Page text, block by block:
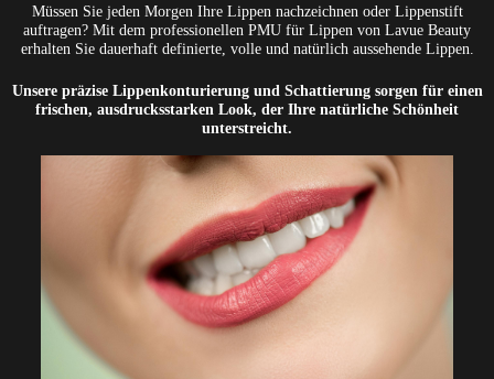
Müssen Sie jeden Morgen Ihre Lippen nachzeichnen oder Lippenstift
auftragen? Mit dem professionellen PMU für Lippen von Lavue Beauty
erhalten Sie dauerhaft definierte, volle und natürlich aussehende Lippen.
Unsere präzise Lippenkonturierung und Schattierung sorgen für einen
frischen, ausdrucksstarken Look, der Ihre natürliche Schönheit
unterstreicht.